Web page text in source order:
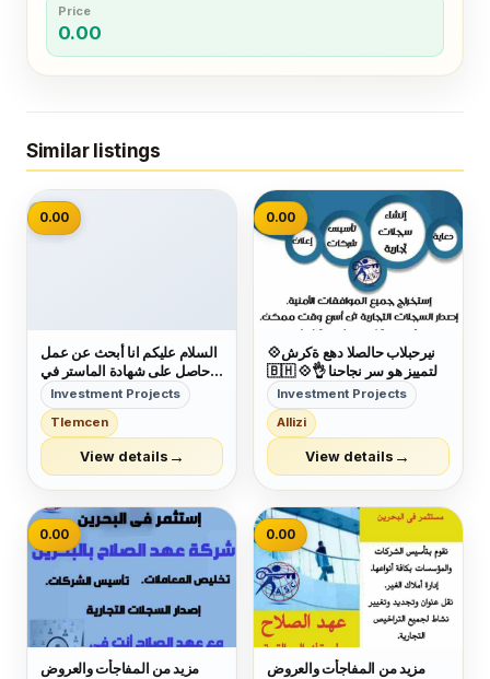
Price
0.00
Similar listings
📷
0.00
السلام عليكم انا أبحث عن عمل
حاصل على شهادة الماستر في
أقتصاد و تسيير المؤسسات و
ليسانس في أقتصاد الكمي و لدي
خبرة مدة 4 سنوات
Investment Projects
Tlemcen
View details →
0.00
💠شركة عهد الصلاح بالبحرين ⁦
🇧🇭⁩ 💠التمييز هو سر نجاحنا 👌
وكمان عروضنا مميزة😉 عروضنا
على :- □تأسيس الشركات
والمؤسسات🏣🏭 □دعاية
وإعلان🖼 □تسويق عقاري🌇
□إصدار الموافقات لجميع
Investment Projects
Allizi
View details →
0.00
مزيد من المفاجأت والعروض
0.00
مزيد من المفاجأت والعروض